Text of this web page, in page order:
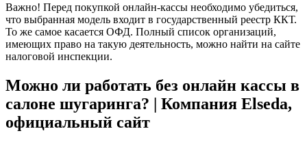
Важно! Перед покупкой онлайн-кассы необходимо убедиться,
что выбранная модель входит в государственный реестр ККТ.
То же самое касается ОФД. Полный список организаций,
имеющих право на такую деятельность, можно найти на сайте
налоговой инспекции.
Можно ли работать без онлайн кассы в
салоне шугаринга? | Компания Elseda,
официальный сайт